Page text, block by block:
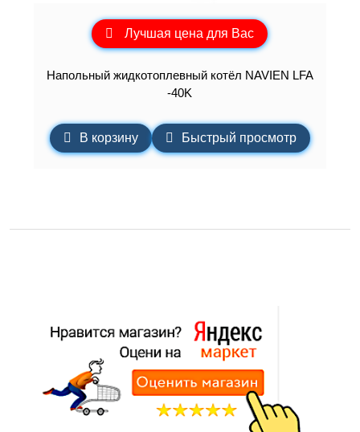
Лучшая цена для Вас
Напольный жидкотоплевный котёл NAVIEN LFA
-40K
В корзину Быстрый просмотр